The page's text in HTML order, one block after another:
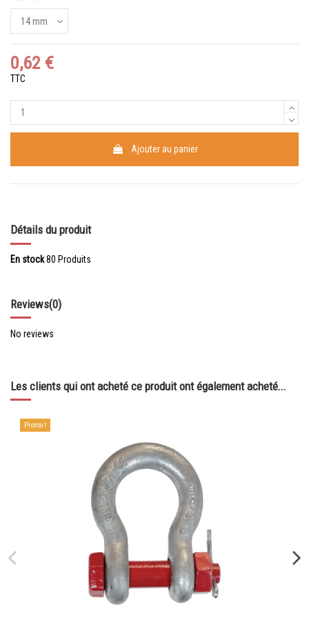
0,62 €
TTC
Ajouter au panier
Détails du produit
En stock80 Produits
Reviews(0)
No reviews
Les clients qui ont acheté ce produit ont également acheté...
Promo !